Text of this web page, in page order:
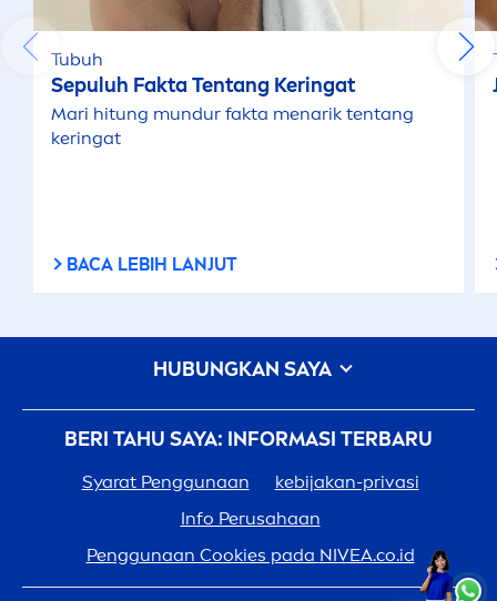
Tubuh
Sepuluh Fakta Tentang Keringat
Mari hitung mundur fakta menarik tentang
keringat
BACA LEBIH LANJUT
BERI TAHU SAYA: INFORMASI TERBARU
Syarat Penggunaan
kebijakan-privasi
Info Perusahaan
Penggunaan Cookies pada NIVEA.co.id
HUBUNGKAN SAYA